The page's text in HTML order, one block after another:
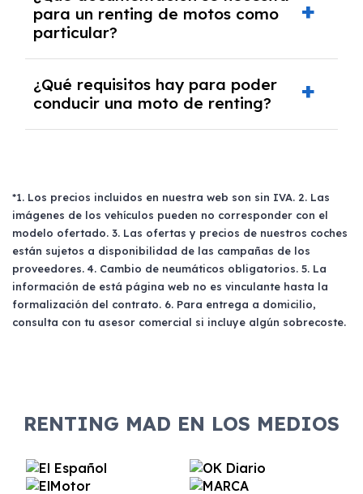
vencimiento, aunque puede aplicarse una
penalización por cancelación anticipada. Por
principio.
para un renting de motos como
particular?
Como particular, necesitarás presentar tu
DNI, las dos últimas nóminas, declaración de
¿Qué requisitos hay para poder
conducir una moto de renting?
correspondiente al tipo de moto elegida (AM,
A1, A2 o A), y tener solvencia demostrable. El
proceso de contratación es ágil y sencillo con
Renting Mad.
*1. Los precios incluidos en nuestra web son sin IVA. 2. Las
imágenes de los vehículos pueden no corresponder con el
modelo ofertado. 3. Las ofertas y precios de nuestros coches
están sujetos a disponibilidad de las campañas de los
proveedores. 4. Cambio de neumáticos obligatorios. 5. La
información de está página web no es vinculante hasta la
formalización del contrato. 6. Para entrega a domicilio,
consulta con tu asesor comercial si incluye algún sobrecoste.
RENTING MAD EN LOS MEDIOS